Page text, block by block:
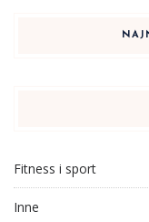
Fitness i sport
Inne